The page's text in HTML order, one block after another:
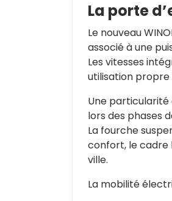
La porte
Le nouveau
associé à une
Les vitesses
utilisation propre
Une particularité
lors des phases
La fourche
confort, le cadre
ville.
La mobilité